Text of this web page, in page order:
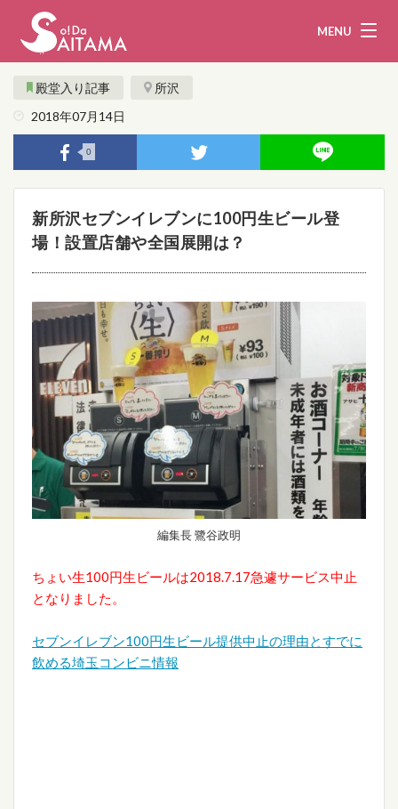
MENU
娯楽・観光
企業・団体 教育・医療
行政 まとめ！
地域から探す
募集！ お問い合わせ
運営団体 ライター
殿堂入り記事
所沢
2018年07月14日
0
新所沢セブンイレブンに100円生ビール登
場！設置店舗や全国展開は？
編集長 鷺谷政明
ちょい生100円生ビールは2018.7.17急遽サービス中止
となりました。
セブンイレブン100円生ビール提供中止の理由とすでに
飲める埼玉コンビニ情報